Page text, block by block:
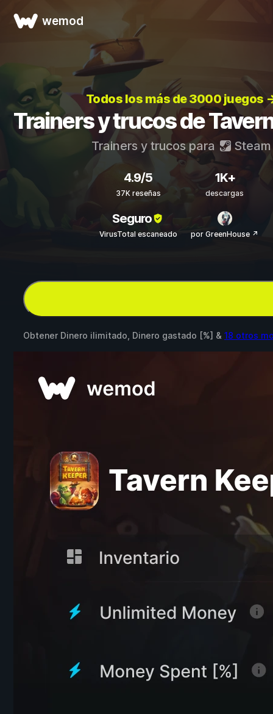
wemod
Todos los más de 3000 juegos
Trainers y trucos de
Trainers y trucos para Steam
4.9/5
37K reseñas
1K+
descargas
Seguro
VirusTotal escaneado por GreenHouse ↗
Obtener Dinero ilimitado, Dinero gastado [%] & 18 otros